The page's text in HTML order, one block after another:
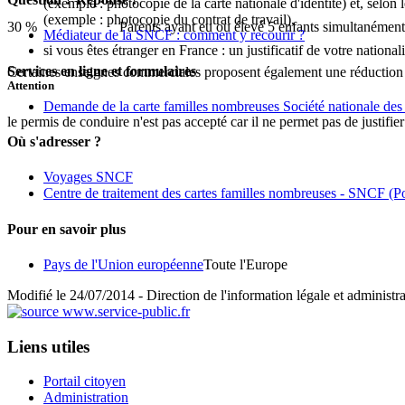
30 % Parents ayant eu ou élevé 5 enfants simultanément
Certaines enseignes commerciales proposent également une
(exemple : photocopie de la carte nationale d'identité) et,
(exemple : photocopie du contrat de travail),
si vous êtes étranger en France : un justificatif de votre
Attention
le permis de conduire n'est pas accepté car il ne permet pas de
Médiateur de la SNCF : comment y recourir ?
Services en ligne et formulaires
Demande de la carte familles nombreuses Société nationale
Où s'adresser ?
Voyages SNCF
Centre de traitement des cartes familles nombreuses - SNCF
Pour en savoir plus
Pays de l'Union européenneToute l'Europe
Modifié le 24/07/2014 - Direction de l'information légale et
Liens utiles
Portail citoyen
Administration